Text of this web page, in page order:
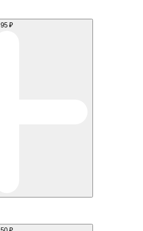
95 ₽